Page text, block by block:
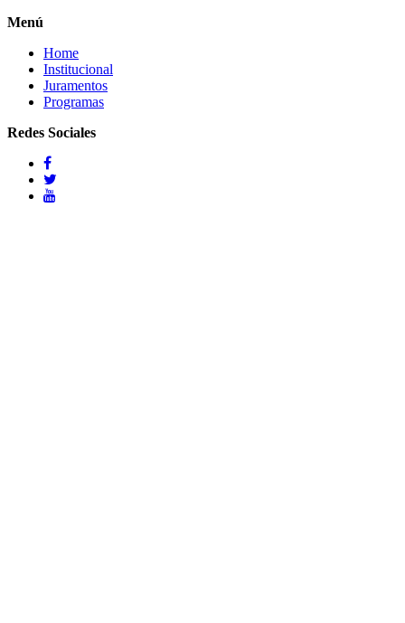
Menú
Home
Institucional
Juramentos
Programas
Redes Sociales